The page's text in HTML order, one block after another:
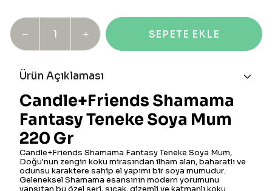
SEPETE EKLE
Ürün Açıklaması
Candle+Friends Shamama
Fantasy Teneke Soya Mum
220 Gr
Candle+Friends Shamama Fantasy Teneke Soya Mum,
Doğu'nun zengin koku mirasından ilham alan, baharatlı ve
odunsu karaktere sahip el yapımı bir soya mumudur.
Geleneksel Shamama esansının modern yorumunu
yansıtan bu özel seri, sıcak, gizemli ve katmanlı koku